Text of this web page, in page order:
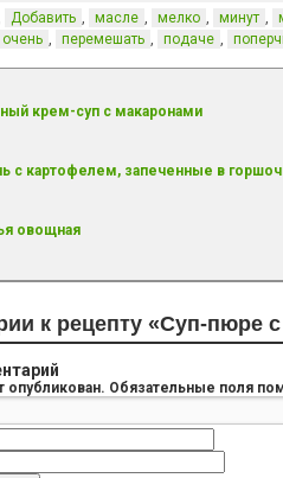
Добавить , масле , мелко , минут ,
очень , перемешать , подаче ,
крем-суп с макаронами
с картофелем, запеченные в
овощная
к рецепту «Суп-пюре
опубликован. Обязательные поля